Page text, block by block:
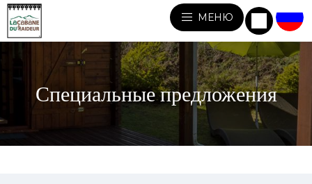
МЕНЮ
Специальные предложения